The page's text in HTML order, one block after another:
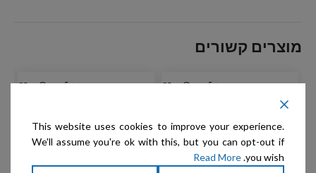
מוצרים קשורים
This website uses cookies to improve your experience.
We'll assume you're ok with this, but you can opt-out if
you wish.
Read More